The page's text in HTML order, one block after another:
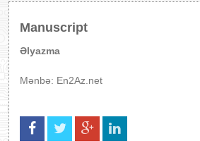
Manuscript
Əlyazma
Mənbə: En2Az.net